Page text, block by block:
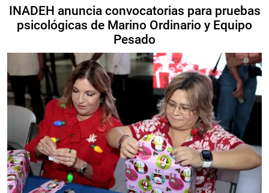
INADEH anuncia convocatorias para pruebas
psicológicas de Marino Ordinario y Equipo
Pesado